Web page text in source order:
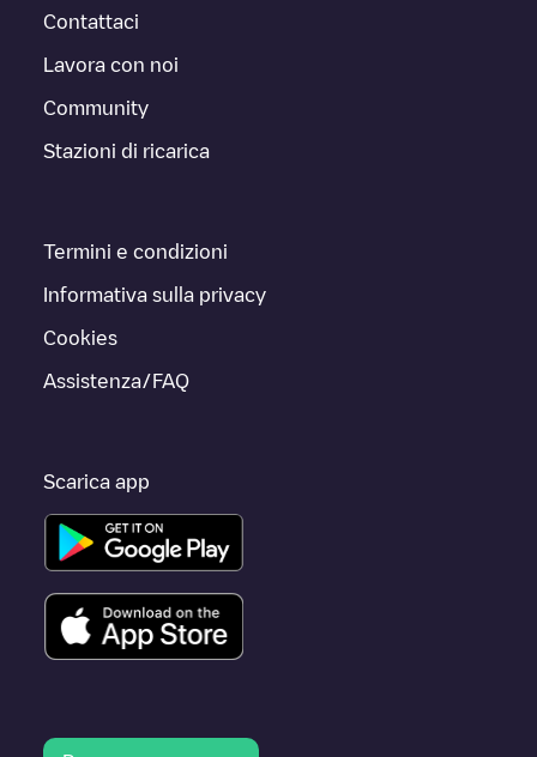
Contattaci
Lavora con noi
Community
Stazioni di ricarica
Termini e condizioni
Informativa sulla privacy
Cookies
Assistenza/FAQ
Scarica app